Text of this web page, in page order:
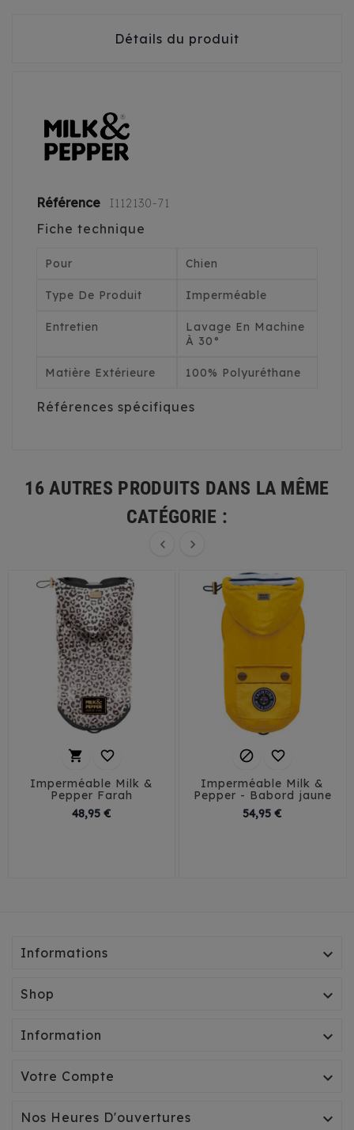
Détails du produit
Référence I112130-71
Fiche technique
Pour Chien
Type De Produit Imperméable
Entretien
Lavage En Machine
À 30°
Matière Extérieure 100% Polyuréthane
Références spécifiques
16 AUTRES PRODUITS DANS LA MÊME
CATÉGORIE :
 
 
Imperméable Milk &
Pepper Farah
48,95 €Prix
 
Imperméable Milk &
Pepper - Babord jaune
54,95 €
Informations 
Shop 
Information 
Votre Compte 
Nos Heures D'ouvertures 